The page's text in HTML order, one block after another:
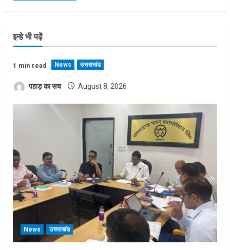
इन्हे भी पढ़ें
1 min read News उत्तराखंड
पहाड़ का सच August 8, 2026
News उत्तराखंड